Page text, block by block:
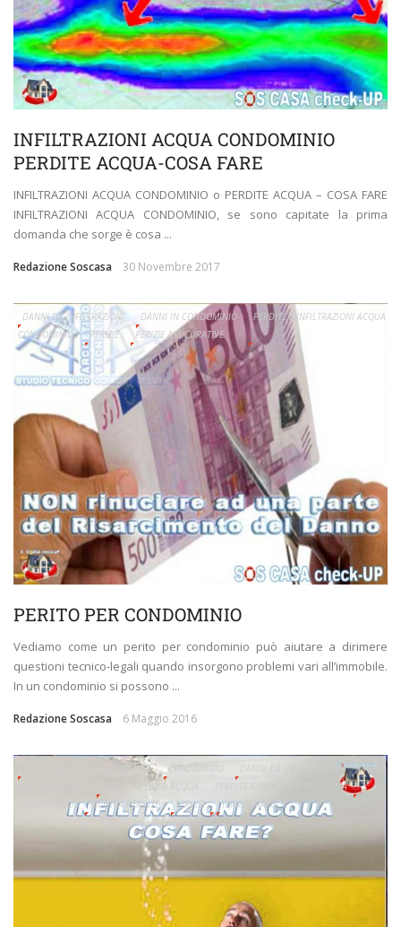
INFILTRAZIONI ACQUA CONDOMINIO
PERDITE ACQUA-COSA FARE
INFILTRAZIONI ACQUA CONDOMINIO o PERDITE ACQUA – COSA FARE
INFILTRAZIONI ACQUA CONDOMINIO, se sono capitate la prima
domanda che sorge è cosa ...
Redazione Soscasa 30 Novembre 2017
DANNI DA INFILTRAZIONI DANNI IN CONDOMINIO
PERDITE E INFILTRAZIONI ACQUA
CONDOMINIO
PERIZIE PERIZIE ASSICURATIVE
PERITO PER CONDOMINIO
Vediamo come un perito per condominio può aiutare a dirimere
questioni tecnico-legali quando insorgono problemi vari all’immobile.
In un condominio si possono ...
Redazione Soscasa 6 Maggio 2016
ASSICURAZIONE CONDOMINIALE DANNI DA INFILTRAZIONI
DANNI
INFILTRAZIONI D'ACQUA
PERDITE E INFILTRAZIONI ACQUA
CONDOMINIO
RICERCA PERDITE SERVIZI TERMOGRAFIA